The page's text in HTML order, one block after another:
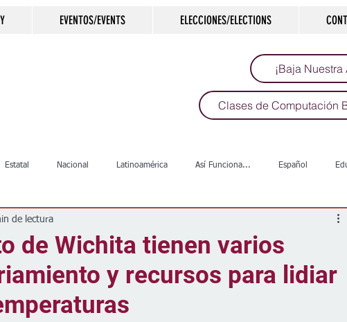
EVENTOS/EVENTS ELECCIONES/ELECTIONS
¡Baja
Clases de Computación
Estatal Nacional Latinoamérica Así Funciona... Español
Arte & Cultura
Calles Desamparados Carreteras Comunidad Historias que
de Wichita tienen varios
y recursos para lidiar
de lectura